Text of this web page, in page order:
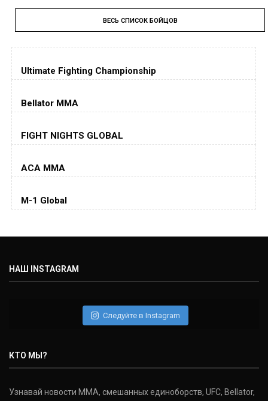
Тайрон Вудли
Tyron Woodley
(19-5-1, 0)
Дастин Порье
(26-6-0, 1)
Jorge Masvidal
Колби Ковингтон
Дэниель Кормье
(22-2-0, 1)
Donald Cerrone
ВЕСЬ СПИСОК БОЙЦОВ
Ultimate Fighting Championship
Bellator MMA
FIGHT NIGHTS GLOBAL
ACA MMA
M-1 Global
НАШ INSTAGRAM
Следуйте в Instagram
КТО МЫ?
Узнавай новости ММА, смешанных единоборств, UFC, Bellator,